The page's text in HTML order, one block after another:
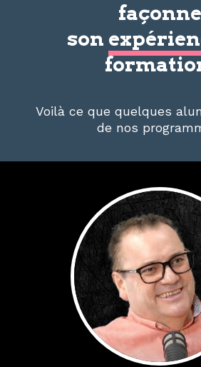
façonne
son
Voilà ce que quelques
de nos